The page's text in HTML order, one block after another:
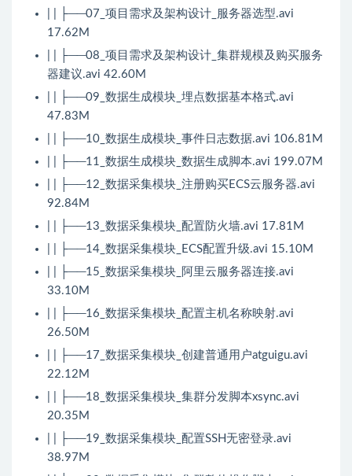
| | ├──07_项目需求及架构设计_服务器选型.avi
17.62M
| | ├──08_项目需求及架构设计_集群规模及购买服务
器建议.avi 42.60M
| | ├──09_数据生成模块_埋点数据基本格式.avi
47.83M
| | ├──10_数据生成模块_事件日志数据.avi 106.81M
| | ├──11_数据生成模块_数据生成脚本.avi 199.07M
| | ├──12_数据采集模块_注册购买ECS云服务器.avi
92.84M
| | ├──13_数据采集模块_配置防火墙.avi 17.81M
| | ├──14_数据采集模块_ECS配置升级.avi 15.10M
| | ├──15_数据采集模块_阿里云服务器连接.avi
33.10M
| | ├──16_数据采集模块_配置主机名称映射.avi
26.50M
| | ├──17_数据采集模块_创建普通用户atguigu.avi
22.12M
| | ├──18_数据采集模块_集群分发脚本xsync.avi
20.35M
| | ├──19_数据采集模块_配置SSH无密登录.avi
38.97M